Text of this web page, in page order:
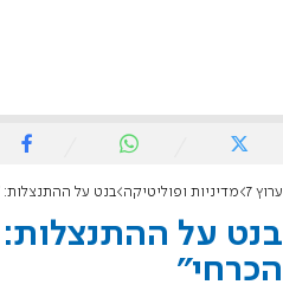
ערוץ 7 מדיניות ופוליטיקה בנט על
בנט על
הכרחי"